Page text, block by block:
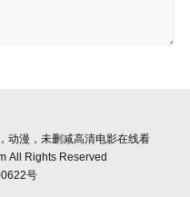
动漫，未删减高清电影在线看
All Rights Reserved
号